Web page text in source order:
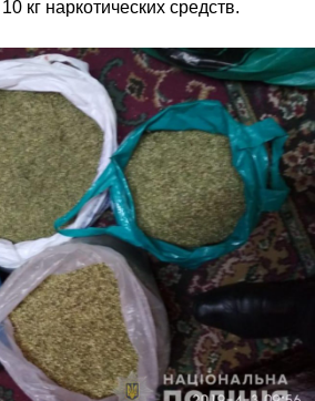
кг наркотических средств.